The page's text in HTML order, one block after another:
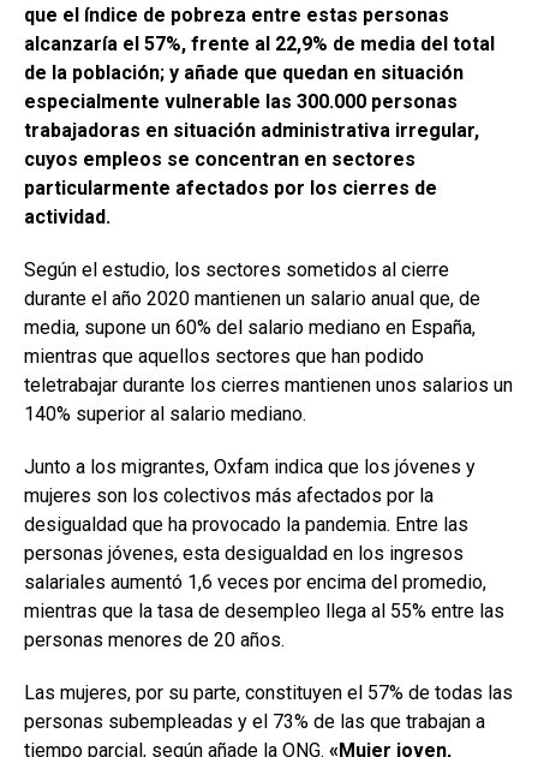
que el índice de pobreza entre estas personas
alcanzaría el 57%, frente al 22,9% de media del total
de la población; y añade que quedan en situación
especialmente vulnerable las 300.000 personas
trabajadoras en situación administrativa irregular,
cuyos empleos se concentran en sectores
particularmente afectados por los cierres de
actividad.
Según el estudio, los sectores sometidos al cierre
durante el año 2020 mantienen un salario anual que, de
media, supone un 60% del salario mediano en España,
mientras que aquellos sectores que han podido
teletrabajar durante los cierres mantienen unos salarios un
140% superior al salario mediano.
Junto a los migrantes, Oxfam indica que los jóvenes y
mujeres son los colectivos más afectados por la
desigualdad que ha provocado la pandemia. Entre las
personas jóvenes, esta desigualdad en los ingresos
salariales aumentó 1,6 veces por encima del promedio,
mientras que la tasa de desempleo llega al 55% entre las
personas menores de 20 años.
Las mujeres, por su parte, constituyen el 57% de todas las
personas subempleadas y el 73% de las que trabajan a
tiempo parcial, según añade la ONG. «Mujer joven,